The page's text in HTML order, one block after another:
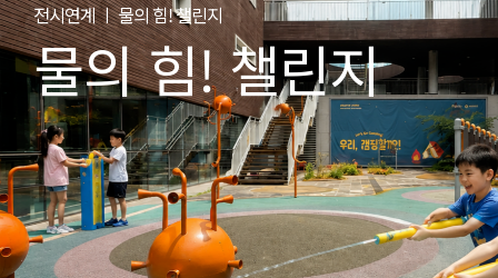
일일요리 ㅣ 태극기 리조또
태극기 리조또
전시연계 ㅣ 가방에 쏘옥!
가방에 쏘옥!
전시연계 ㅣ 물의 힘! 챌린지
물의 힘! 챌린지